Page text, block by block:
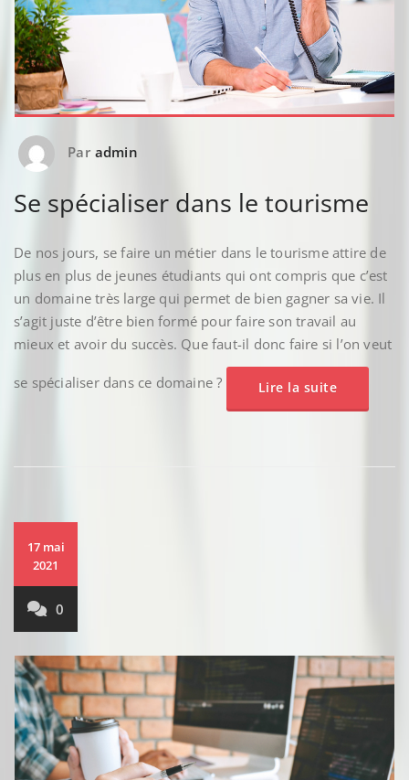
Par admin
Se spécialiser dans le tourisme
De nos jours, se faire un métier dans le tourisme attire de
plus en plus de jeunes étudiants qui ont compris que c’est
un domaine très large qui permet de bien gagner sa vie. Il
s’agit juste d’être bien formé pour faire son travail au
mieux et avoir du succès. Que faut-il donc faire si l’on veut
se spécialiser dans ce domaine ? Lire la suite
17 mai
2021
0